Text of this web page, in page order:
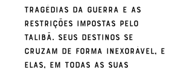
tragédias da guerra e as
restrições impostas pelo
talibã. Seus destinos se
cruzam de forma inexorável, e
elas, em todas as suas